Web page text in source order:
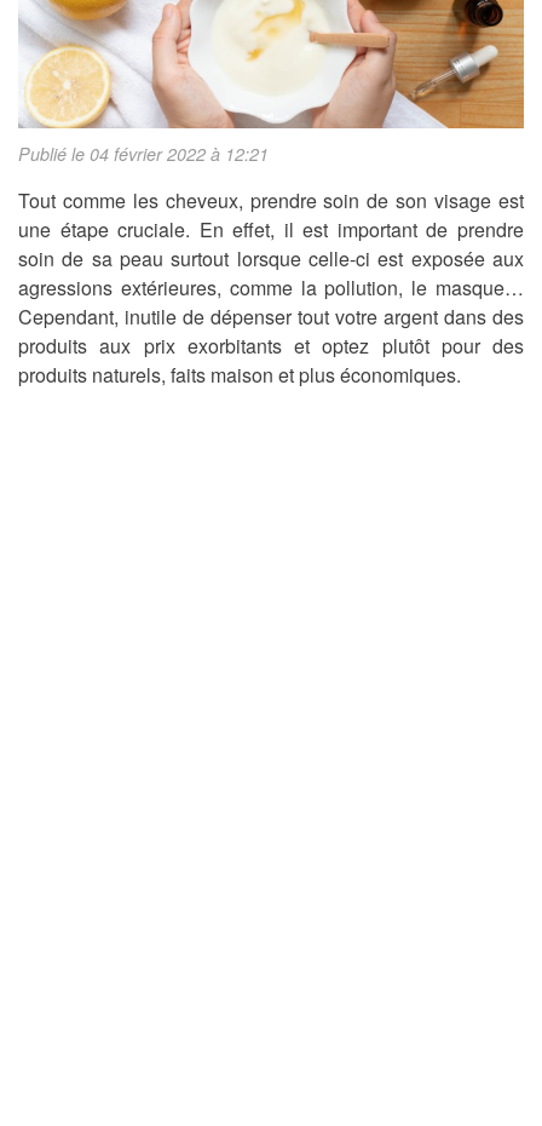
Publié le 04 février 2022 à 12:21
Tout comme les cheveux, prendre soin de son visage est
une étape cruciale. En effet, il est important de prendre
soin de sa peau surtout lorsque celle-ci est exposée aux
agressions extérieures, comme la pollution, le masque…
Cependant, inutile de dépenser tout votre argent dans des
produits aux prix exorbitants et optez plutôt pour des
produits naturels, faits maison et plus économiques.